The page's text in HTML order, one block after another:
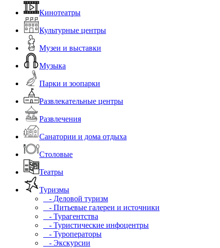
Кинотеатры
Культурные центры
Музеи и выставки
Музыка
Парки и зоопарки
Развлекательные центры
Развлечения
Санатории и дома отдыха
Столовые
Театры
Туризмы
- Деловой туризм
- Питьевые галереи и источники
- Турагентства
- Туристические инфоцентры
- Туроператоры
- Экскурсии